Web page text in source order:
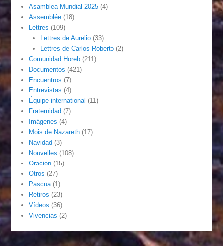
Asamblea Mundial 2025 (4)
Assemblée (18)
Lettres (109)
Lettres de Aurelio(33)
Lettres de Carlos Roberto(2)
Comunidad Horeb (211)
Documentos (421)
Encuentros (7)
Entrevistas (4)
Équipe international (11)
Fraternidad (7)
Imágenes (4)
Mois de Nazareth (17)
Navidad (3)
Nouvelles (108)
Oracion (15)
Otros (27)
Pascua (1)
Retiros (23)
Vídeos (36)
Vivencias (2)